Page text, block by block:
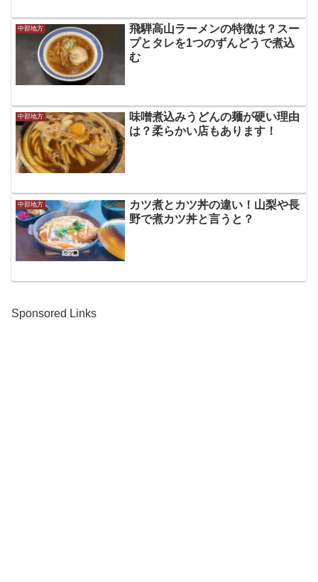
中部地方
飛騨高山ラーメンの特徴は？スー
プとタレを1つのずんどうで煮込
む
中部地方
味噌煮込みうどんの麺が硬い理由
は？柔らかい店もあります！
中部地方
カツ煮とカツ丼の違い！山梨や長
野で煮カツ丼と言うと？
Sponsored Links